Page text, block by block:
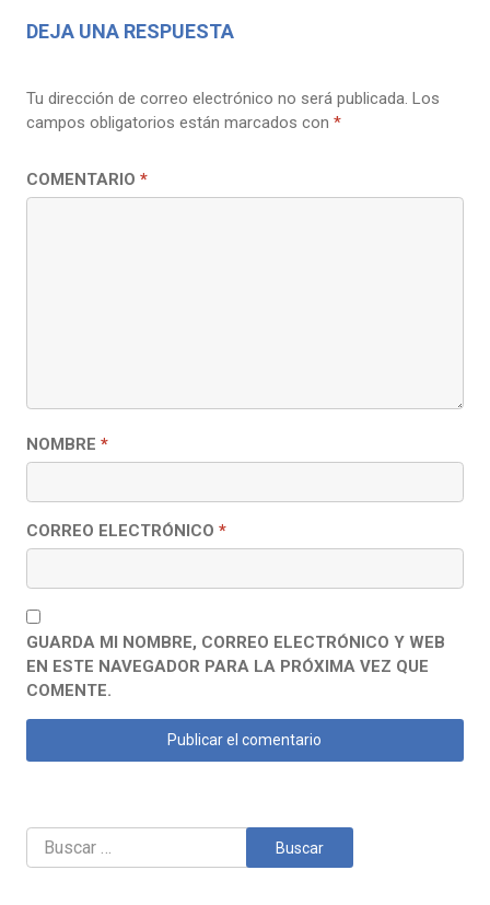
DEJA UNA RESPUESTA
Tu dirección de correo electrónico no será publicada. Los
campos obligatorios están marcados con *
COMENTARIO *
NOMBRE *
CORREO ELECTRÓNICO *
GUARDA MI NOMBRE, CORREO ELECTRÓNICO Y WEB
EN ESTE NAVEGADOR PARA LA PRÓXIMA VEZ QUE
COMENTE.
Buscar: